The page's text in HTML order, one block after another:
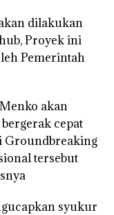
dilakukan
Proyek ini
Pemerintah
akan
cepat
Groundbreaking
tersebut
syukur